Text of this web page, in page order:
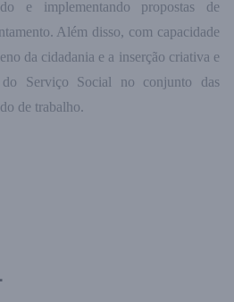
e implementando propostas de
Além disso, com capacidade
da cidadania e a inserção criativa e
Serviço Social no conjunto das
de trabalho.